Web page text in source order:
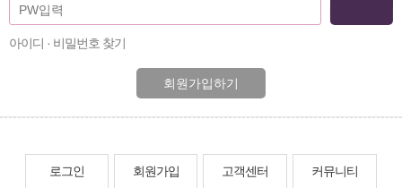
아이디 · 비밀번호 찾기
회원가입하기
로그인 회원가입 고객센터 커뮤니티